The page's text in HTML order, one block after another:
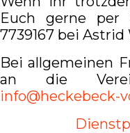
Euch gerne per
7739167 bei
Bei allgemeinen
an die
info@heckebeck-